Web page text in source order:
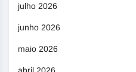
julho 2026
junho 2026
maio 2026